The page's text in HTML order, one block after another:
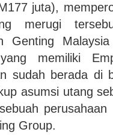
juta),
merugi
Genting
memiliki
sudah berada di
asumsi utang
perusahaan
Group.